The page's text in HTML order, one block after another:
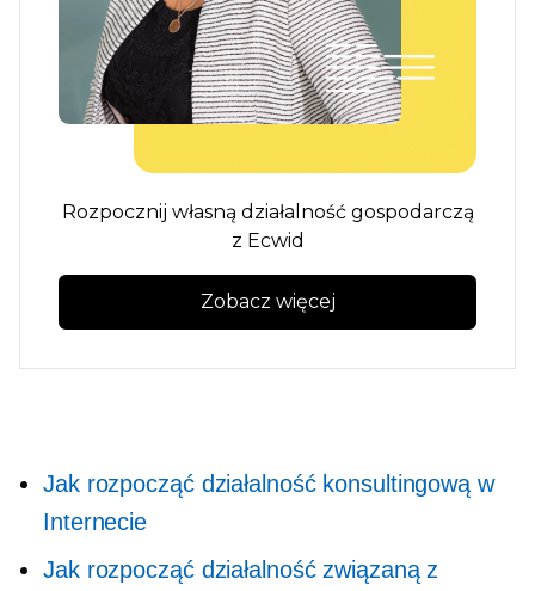
Rozpocznij własną działalność gospodarczą
z Ecwid
Zobacz więcej
Jak rozpocząć działalność konsultingową w
Internecie
Jak rozpocząć działalność związaną z